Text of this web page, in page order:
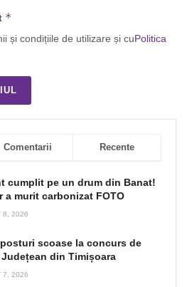
*
și condițiile de utilizare și cuPolitica
Comentarii Recente
cumplit pe un drum din Banat!
a murit carbonizat FOTO
8, 2026
scoase la concurs de
din Timișoara
7, 2026